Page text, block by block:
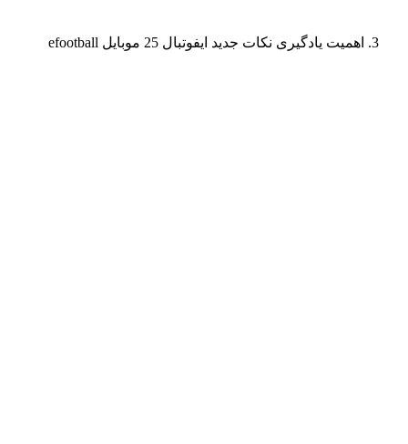
اهمیت یادگیری نکات جدید ایفوتبال 25 موبایل efootball